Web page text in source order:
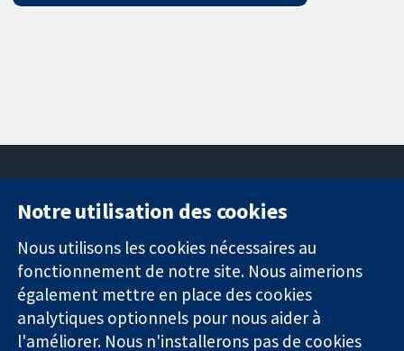
Des données
probantes.
Des décisions
éclairées.
Une meilleure
11-13 Cavendish
Square
Londres
W1G0AN
Royaume-Uni
nous
Actualités
Service de
presse
Qui sommes-
nous
Notre utilisation des cookies
Nous utilisons les cookies nécessaires au
fonctionnement de notre site. Nous aimerions
également mettre en place des cookies
analytiques optionnels pour nous aider à
l'améliorer. Nous n'installerons pas de cookies